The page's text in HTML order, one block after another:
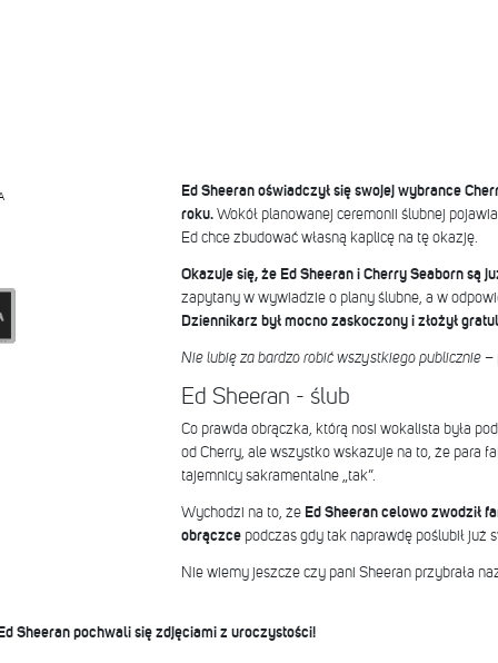
Ed Sheeran oświadczył się swojej wybrance
roku.Wokół planowanej ceremonii ślubnej
Ed chce zbudować własną kaplicę na tę okazję.
Okazuje się, że Ed Sheeran i Cherry Seaborn są
zapytany w wywiadzie o plany ślubne, a w
Dziennikarz był mocno zaskoczony i złożył
Nie lubię za bardzo robić wszystkiego publicznie–
Ed Sheeran - ślub
Co prawda obrączka, którą nosi wokalista była
od Cherry, ale wszystko wskazuje na to, że para
tajemnicy sakramentalne „tak”.
Wychodzi na to, żeEd Sheeran celowo zwodził
obrączcepodczas gdy tak naprawdę poślubił już
Nie wiemy jeszcze czy pani Sheeran przybrała
Sheeran pochwali się zdjęciami z uroczystości!